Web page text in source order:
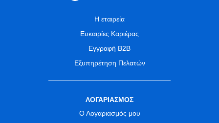
Η εταιρεία
Ευκαιρίες Καριέρας
Εγγραφή B2B
Εξυπηρέτηση Πελατών
ΛΟΓΑΡΙΑΣΜΟΣ
Ο Λογαριασμός μου